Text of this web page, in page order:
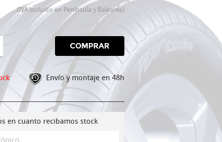
(IVA incluído en Península y Baleares)
COMPRAR
Envío y montaje en 48h
en cuanto recibamos stock